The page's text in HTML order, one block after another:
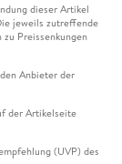
dieser Artikel
jeweils zutreffende
Preissenkungen
Anbieter der
der Artikelseite
(UVP) des